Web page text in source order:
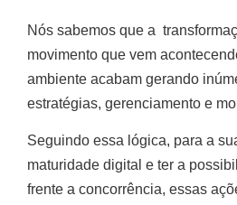
Nós sabemos que a
movimento que vem
ambiente acabam gerando
estratégias, gerenciamento e
Seguindo essa lógica, para a
maturidade digital e ter a
frente a concorrência, essas